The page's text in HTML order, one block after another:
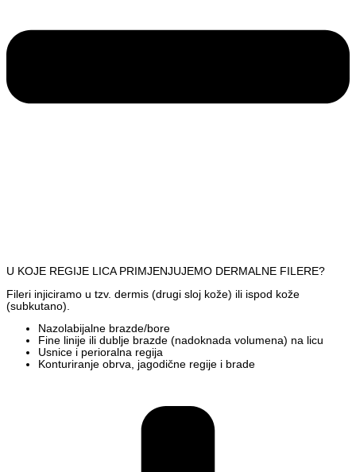
U KOJE REGIJE LICA PRIMJENJUJEMO DERMALNE FILERE?
Fileri injiciramo u tzv. dermis (drugi sloj kože) ili ispod kože
(subkutano).
Nazolabijalne brazde/bore
Fine linije ili dublje brazde (nadoknada volumena) na licu
Usnice i perioralna regija
Konturiranje obrva, jagodične regije i brade